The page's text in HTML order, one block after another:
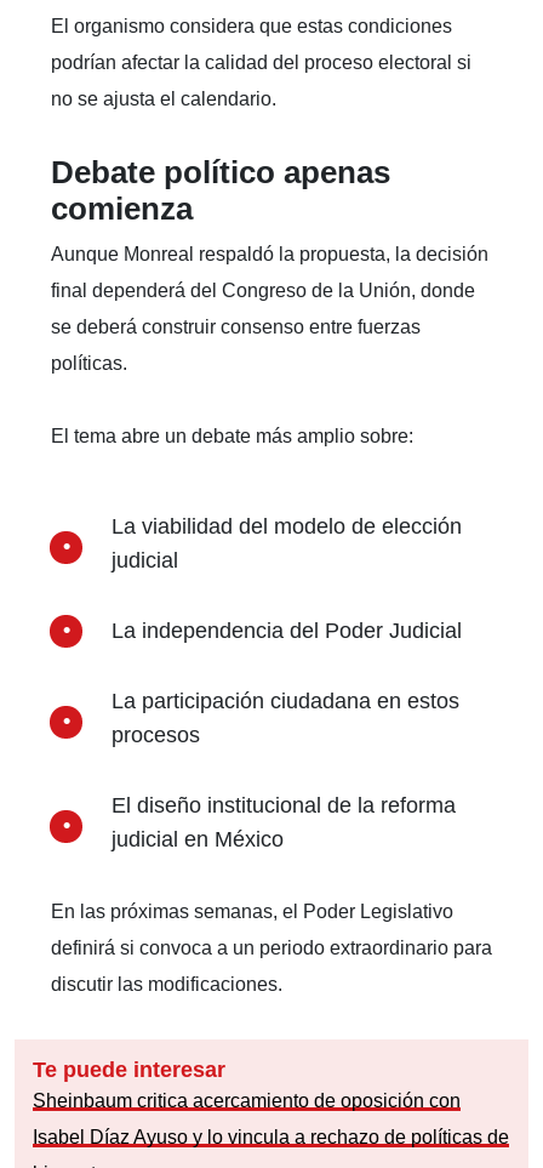
El organismo considera que estas condiciones
podrían afectar la calidad del proceso electoral si
no se ajusta el calendario.
Debate político apenas
comienza
Aunque Monreal respaldó la propuesta, la decisión
final dependerá del Congreso de la Unión, donde
se deberá construir consenso entre fuerzas
políticas.
El tema abre un debate más amplio sobre:
La viabilidad del modelo de elección
judicial
La independencia del Poder Judicial
La participación ciudadana en estos
procesos
El diseño institucional de la reforma
judicial en México
En las próximas semanas, el Poder Legislativo
definirá si convoca a un periodo extraordinario para
discutir las modificaciones.
Te puede interesar
Sheinbaum critica acercamiento de oposición con
Isabel Díaz Ayuso y lo vincula a rechazo de políticas de